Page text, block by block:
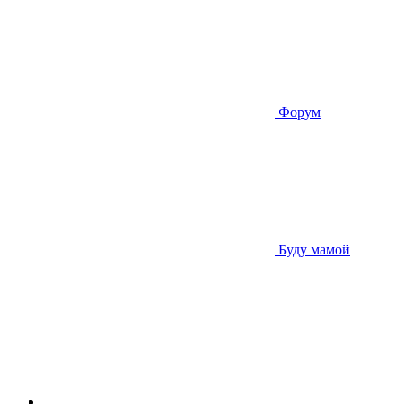
Форум
Буду мамой